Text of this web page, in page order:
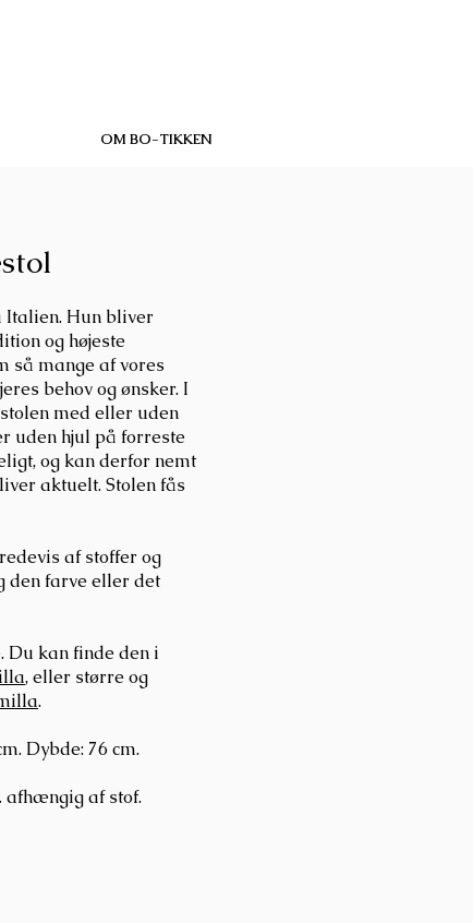
OM BO-TIKKEN
Hun bliver
og højeste
så mange af vores
behov og ønsker. I
med eller uden
uden hjul på forreste
og kan derfor nemt
aktuelt. Stolen fås
af stoffer og
den farve eller det
Du kan finde den i
, eller større og
.
Dybde: 76 cm.
afhængig af stof.